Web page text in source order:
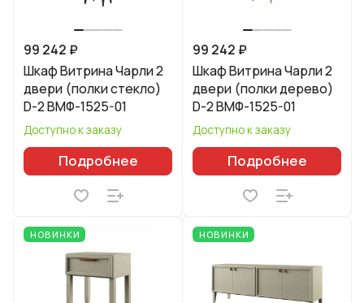
99 242 ₽
Шкаф Витрина Чарли 2
двери (полки стекло)
D-2 ВМФ-1525-01
Доступно к заказу
Подробнее
99 242 ₽
Шкаф Витрина Чарли 2
двери (полки дерево)
D-2 ВМФ-1525-01
Доступно к заказу
Подробнее
НОВИНКИ НОВИНКИ